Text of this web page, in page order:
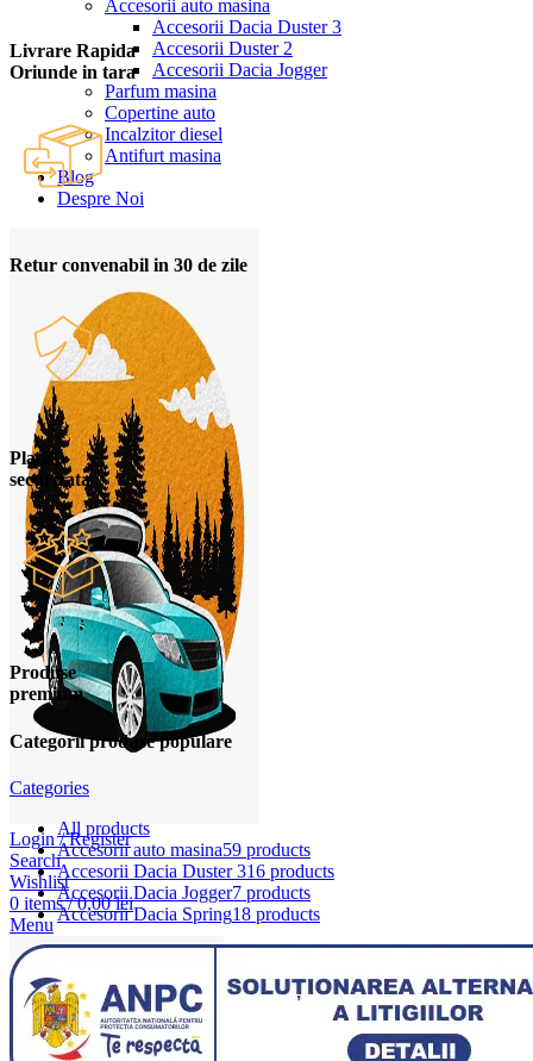
Accesorii auto masina
Accesorii Dacia Duster 3
Accesorii Duster 2
Accesorii Dacia Jogger
Parfum masina
Copertine auto
Incalzitor diesel
Antifurt masina
Blog
Despre Noi
Login / Register
Search
Wishlist
0 items / 0,00lei
Menu
Livrare Rapida
Oriunde in tara
Retur convenabil in 30 de zile
Plata
securizata
Produse
premium
Categorii produse populare
Categories
All products
Accesorii auto masina59 products
Accesorii Dacia Duster 316 products
Accesorii Dacia Jogger7 products
Accesorii Dacia Spring18 products